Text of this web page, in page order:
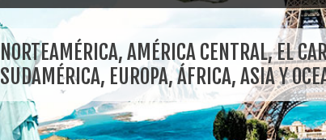
NORTEAMÉRICA, AMÉRICA CENTRAL, EL
SUDAMÉRICA, EUROPA, ÁFRICA, ASIA Y